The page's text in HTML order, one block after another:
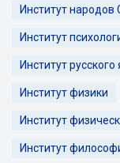
Институт народов
Институт
Институт
Институт физики
Институт
Институт